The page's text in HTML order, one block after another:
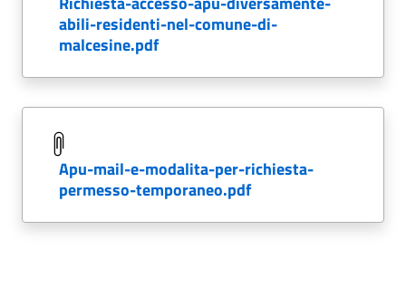
abili-residenti-nel-comune-di-
malcesine.pdf
apu-mail-e-modalita-per-richiesta-
permesso-temporaneo.pdf